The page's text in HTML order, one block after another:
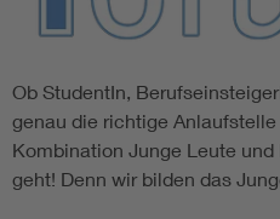
Ob StudentIn,
genau die richtige
Kombination Junge Leute
geht! Denn wir bilden das